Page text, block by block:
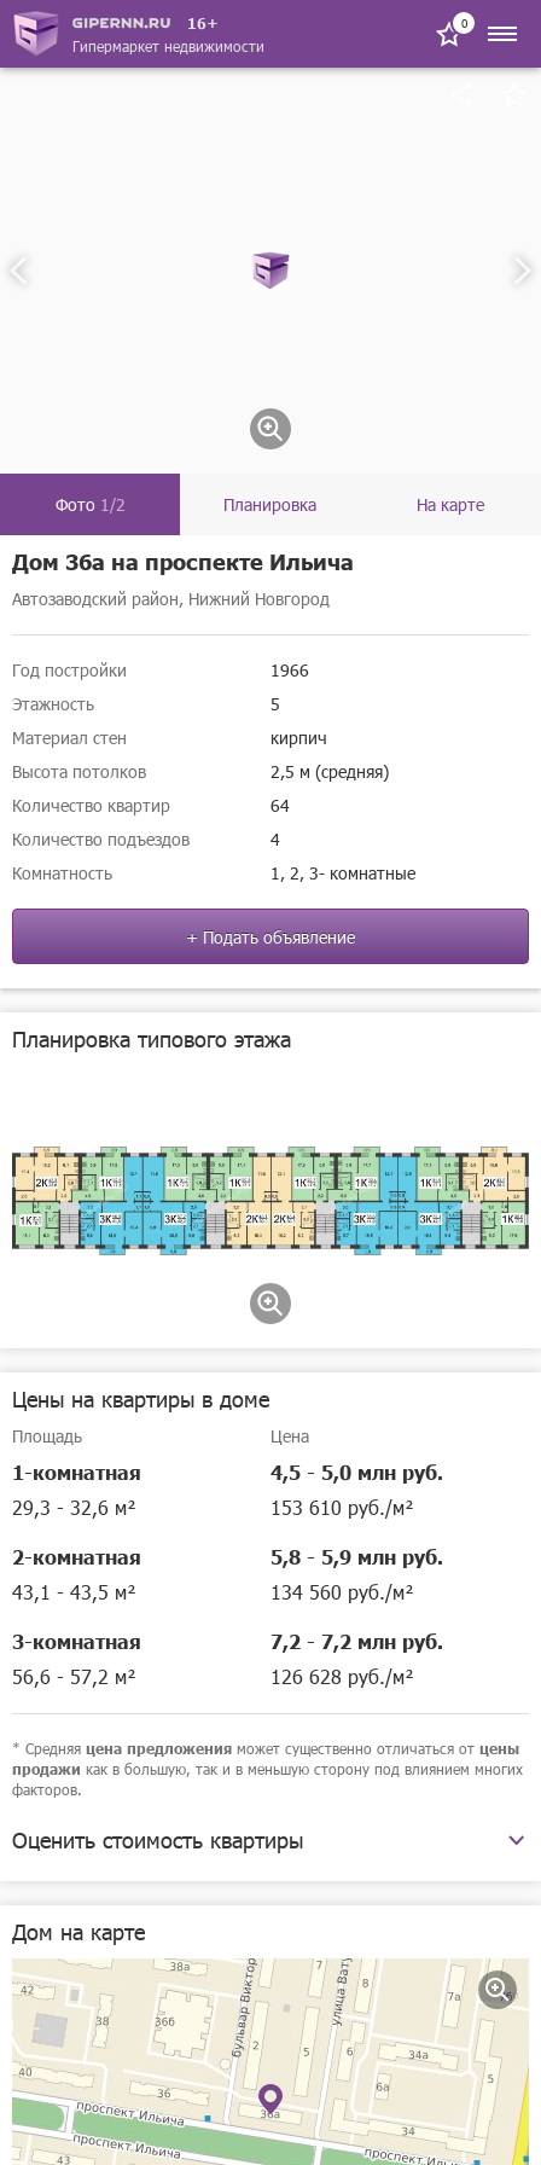
16+
Гипермаркет недвижимости
0
Фото 1/2 Планировка На карте
Дом 36а на проспекте Ильича
Автозаводский район, Нижний Новгород
Год постройки
1966
Этажность
5
Материал стен
кирпич
Высота потолков
2,5 м (средняя)
Количество квартир
64
Количество подъездов
4
Комнатность
1, 2, 3- комнатные
+ Подать объявление
Планировка типового этажа
Цены на квартиры в доме
Площадь Цена
1-комнатная
29,3 - 32,6 м²
4,5 - 5,0 млн руб.
153 610 руб./м²
2-комнатная
43,1 - 43,5 м²
5,8 - 5,9 млн руб.
134 560 руб./м²
3-комнатная
56,6 - 57,2 м²
7,2 - 7,2 млн руб.
126 628 руб./м²
* Средняя цена предложения может существенно отличаться от цены
продажи как в большую, так и в меньшую сторону под влиянием многих
факторов.
Оценить стоимость квартиры
Рассчитать
Дом на карте